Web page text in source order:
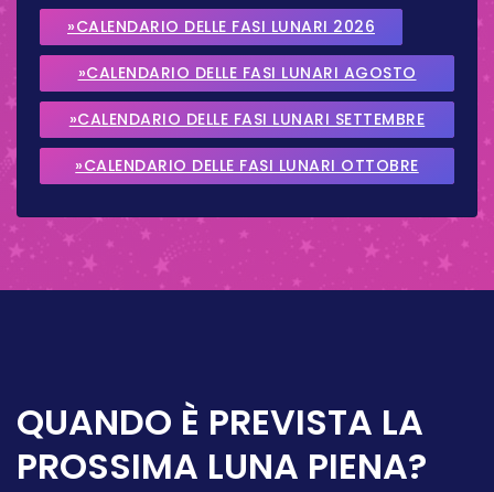
»CALENDARIO DELLE FASI LUNARI 2026
»CALENDARIO DELLE FASI LUNARI AGOSTO
2026
»CALENDARIO DELLE FASI LUNARI SETTEMBRE
2026
»CALENDARIO DELLE FASI LUNARI OTTOBRE
QUANDO È PREVISTA LA
PROSSIMA LUNA PIENA?